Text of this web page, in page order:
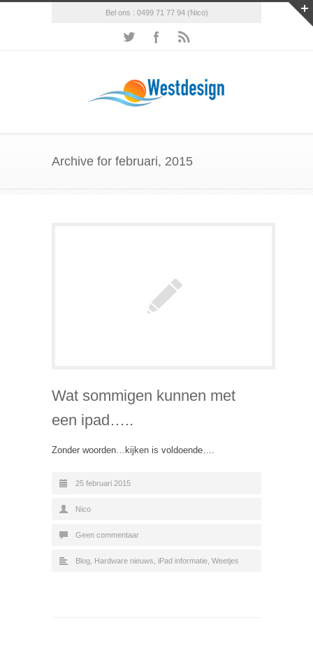
Bel ons : 0499 71 77 94 (Nico)
Archive for februari, 2015
Wat sommigen kunnen met
een ipad…..
Zonder woorden…kijken is voldoende….
25 februari 2015
Nico
Geen commentaar
Blog Hardware nieuws iPad informatie Weetjes